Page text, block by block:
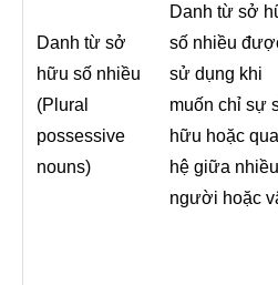
Danh từ sở
hữu số nhiều
(Plural
possessive
nouns)
Danh từ sở
số nhiều
sử dụng khi
muốn chỉ sự
hữu hoặc
hệ giữa nhiều
người hoặc